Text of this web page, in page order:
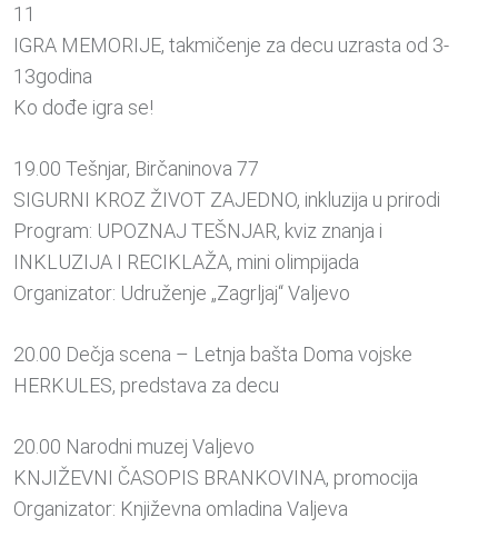
11
IGRA MEMORIJE, takmičenje za decu uzrasta od 3-
13godina
Ko dođe igra se!
19.00 Tešnjar, Birčaninova 77
SIGURNI KROZ ŽIVOT ZAJEDNO, inkluzija u prirodi
Program: UPOZNAJ TEŠNJAR, kviz znanja i
INKLUZIJA I RECIKLAŽA, mini olimpijada
Organizator: Udruženje „Zagrljaj“ Valjevo
20.00 Dečja scena – Letnja bašta Doma vojske
HERKULES, predstava za decu
20.00 Narodni muzej Valjevo
KNJIŽEVNI ČASOPIS BRANKOVINA, promocija
Organizator: Književna omladina Valjeva